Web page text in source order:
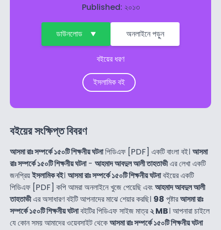
Published: ২০১৩
ডাউনলোড অনলাইনে পড়ুন
বইয়ের ধরণ
ইসলামিক বই
বইয়ের সংক্ষিপ্ত বিবরণ
আসমা রাঃ সম্পর্কে ১৫০টি শিক্ষনীয় ঘটনাপিডিএফ [PDF] একটি বাংলা বই। আসমা
রাঃ সম্পর্কে ১৫০টি শিক্ষনীয় ঘটনা- আহমাদ আবদুল আলী তাহতাভীএর লেখা একটি
জনপ্রিয়ইসলামিক বই। আসমা রাঃ সম্পর্কে ১৫০টি শিক্ষনীয় ঘটনাবইয়ের একটি
পিডিএফ [PDF] কপি আমরা অনলাইনে খুজে পেয়েছি এবংআহমাদ আবদুল আলী
তাহতাভীএর অসাধারণ বইটি আপনাদের মাঝে শেয়ার করছি। 98 পৃষ্টারআসমা রাঃ
সম্পর্কে ১৫০টি শিক্ষনীয় ঘটনাবইটির পিডিএফ সাইজ মাত্র২ MB। আপনারা চাইলে
যে কোন সময় আমাদের ওয়েবসাইট থেকেআসমা রাঃ সম্পর্কে ১৫০টি শিক্ষনীয় ঘটনা